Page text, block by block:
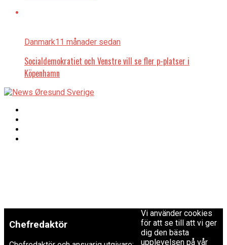
Danmark11 månader sedan
Socialdemokratiet och Venstre vill se fler p-platser i
Köpenhamn
Chefredaktör
Vi använder cookies
för att se till att vi ger
dig den bästa
upplevelsen på vår